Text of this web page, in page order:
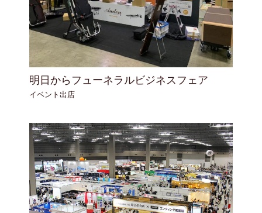
明日からフューネラルビジネスフェア
イベント出店